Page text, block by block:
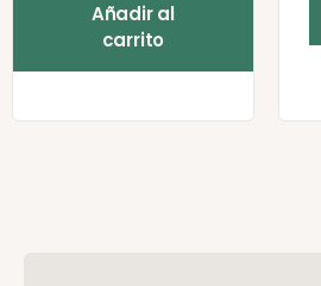
Añadir al
carrito